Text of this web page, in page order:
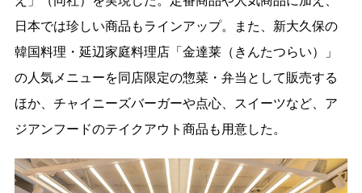
日本では珍しい商品もラインアップ。また、新大久保の
韓国料理・延辺家庭料理店「金達莱（きんたつらい）」
の人気メニューを同店限定の惣菜・弁当として販売する
ほか、チャイニーズバーガーや点心、スイーツなど、ア
ジアンフードのテイクアウト商品も用意した。